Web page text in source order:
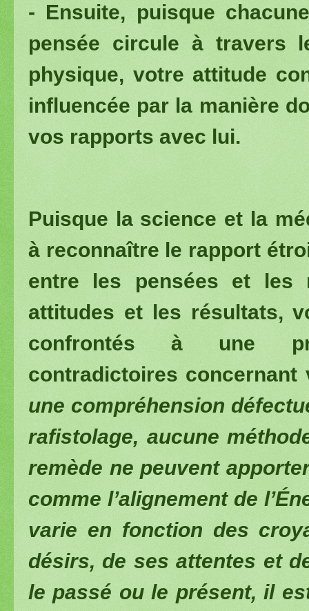
- Ensuite, puisque
pensée circule à travers
physique, votre attitude
influencée par la manière
vos rapports avec lui.
Puisque la science et la
à reconnaître le rapport
entre les pensées et les
attitudes et les résultats,
confrontés à une
contradictoires
une compréhension
rafistolage, aucune
remède ne peuvent
comme l’alignement de
varie en fonction des
désirs, de ses attentes et
le passé ou le présent, il